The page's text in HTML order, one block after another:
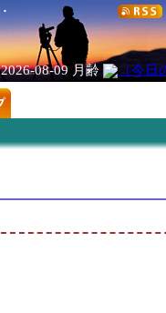
2026-08-09 月齢